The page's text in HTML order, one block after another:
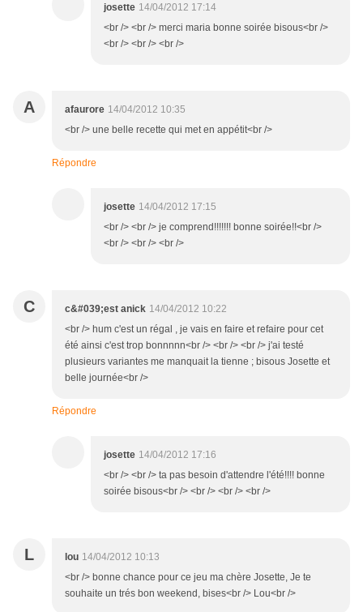
josette 14/04/2012 17:14
<br /> <br /> merci maria bonne soirée bisous<br />
<br /> <br /> <br />
A afaurore 14/04/2012 10:35
<br /> une belle recette qui met en appétit<br />
Répondre
josette 14/04/2012 17:15
<br /> <br /> je comprend!!!!!!! bonne soirée!!<br />
<br /> <br /> <br />
C c&#039;est anick 14/04/2012 10:22
<br /> hum c'est un régal , je vais en faire et refaire pour cet
été ainsi c'est trop bonnnnn<br /> <br /> <br /> j'ai testé
plusieurs variantes me manquait la tienne ; bisous Josette et
belle journée<br />
Répondre
josette 14/04/2012 17:16
<br /> <br /> ta pas besoin d'attendre l'été!!!! bonne
soirée bisous<br /> <br /> <br /> <br />
L lou 14/04/2012 10:13
<br /> bonne chance pour ce jeu ma chère Josette, Je te
souhaite un trés bon weekend, bises<br /> Lou<br />